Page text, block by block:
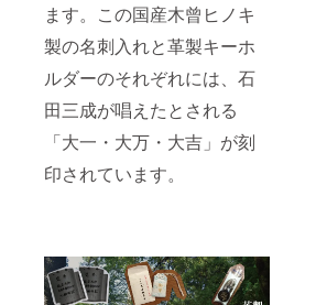
ます。この国産木曾ヒノキ
製の名刺入れと革製キーホ
ルダーのそれぞれには、石
田三成が唱えたとされる
「大一・大万・大吉」が刻
印されています。